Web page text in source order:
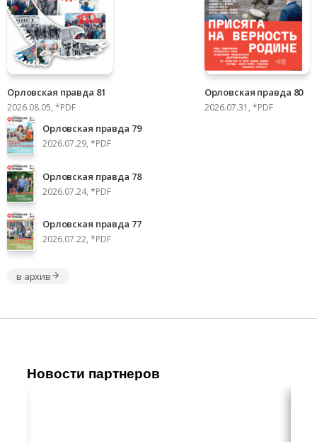
Орловская правда 81
2026.08.05, *PDF
Орловская правда 80
2026.07.31, *PDF
Орловская правда 79
2026.07.29, *PDF
Орловская правда 78
2026.07.24, *PDF
Орловская правда 77
2026.07.22, *PDF
в архив
Новости партнеров